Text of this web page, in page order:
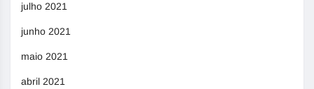
julho 2021
junho 2021
maio 2021
abril 2021